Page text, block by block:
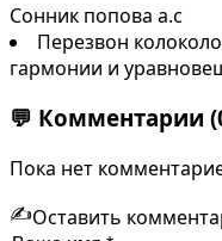
Сонник попова а.с
Перезвон
гармонии и
💬 Комментарии
Пока нет
✍️Оставить